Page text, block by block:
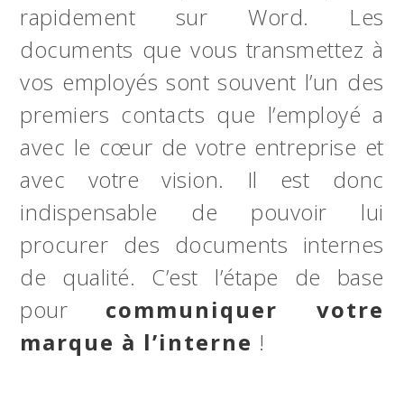
rapidement sur Word. Les
documents que vous transmettez à
vos employés sont souvent l’un des
premiers contacts que l’employé a
avec le cœur de votre entreprise et
avec votre vision. Il est donc
indispensable de pouvoir lui
procurer des documents internes
de qualité. C’est l’étape de base
pour communiquer votre
marque à l’interne !